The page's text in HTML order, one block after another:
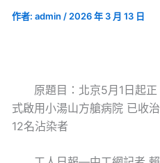
作者: admin / 2026 年 3 月 13 日
原題目：北京5月1日起正
式啟用小湯山方艙病院 已收治
12名沾染者